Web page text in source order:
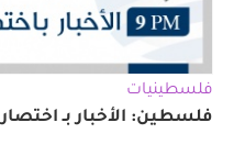
فلسطينيات
فلسطين: الأخبار بـ اختصار